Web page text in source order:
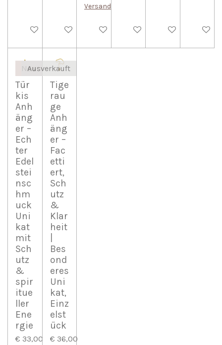
Bei Verfügbarkeit benachrichtigen
Bei Verfügbarkeit benachrichtigen
Versandkosten
In den WarenkorbIn den WarenkorbIn den Warenkorb
In den
Neu
Tür
kis
Anh
äng
er –
Ech
ter
Edel
stei
nsc
hm
uck
Uni
kat
mit
Sch
utz
&
spir
itue
ller
Ene
rgie
€ 33,00
Ausverkauft
Tige
rau
ge
Anh
äng
er –
Fac
etti
ert,
Sch
utz
&
Klar
heit
Bes
ond
eres
Uni
kat,
Einz
elst
ück
€ 36,00